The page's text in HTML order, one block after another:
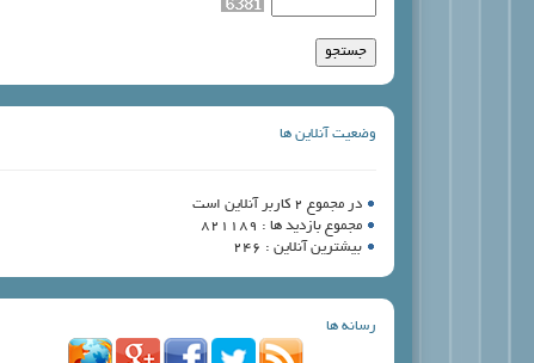
وضعیت آنلاین ها
در مجموع 2 کاربر آنلاین است
مجموع بازدید ها : 821189
بیشترین آنلاین : 246
رسانه ها